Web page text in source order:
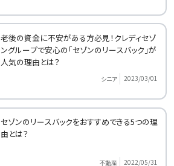
老後の資金に不安がある方必見！クレディセゾ
ングループで安心の「セゾンのリースバック」が
人気の理由とは？
シニア 2023/03/01
セゾンのリースバックをおすすめできる5つの理
由とは？
不動産 2022/05/31